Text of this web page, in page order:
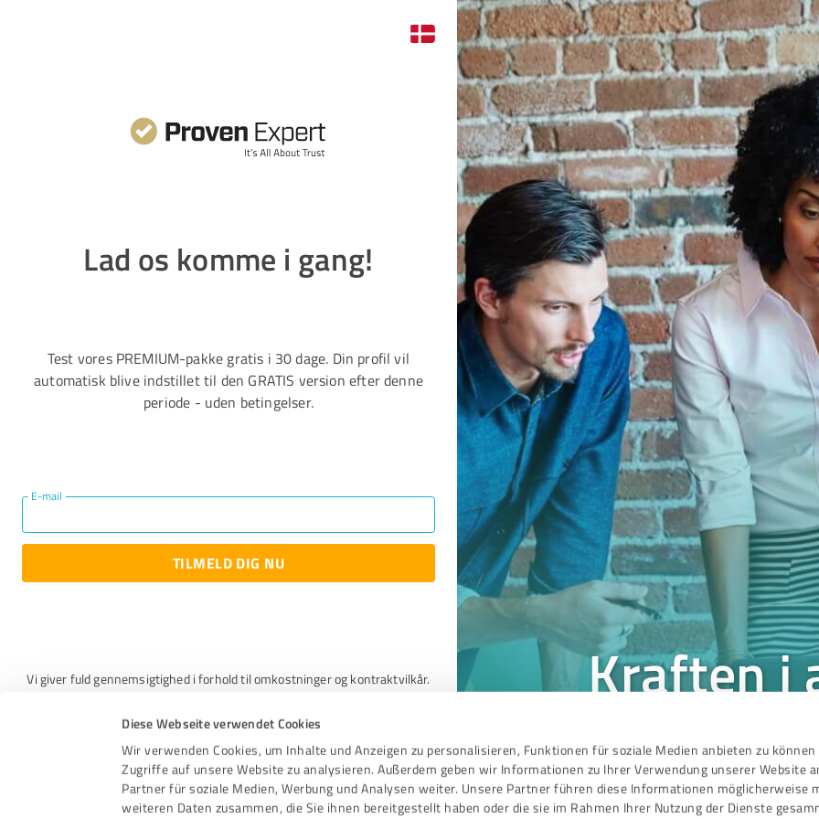
Diese Webseite verwendet Cookies
Wir verwenden Cookies, um Inhalte und Anzeigen zu personalisieren, Funktionen für soziale Medien anbieten zu können
Zugriffe auf unsere Website zu analysieren. Außerdem geben wir Informationen zu Ihrer Verwendung unserer Website
Partner für soziale Medien, Werbung und Analysen weiter. Unsere Partner führen diese Informationen möglicherweise
weiteren Daten zusammen, die Sie ihnen bereitgestellt haben oder die sie im Rahmen Ihrer Nutzung der Dienste
Lad os komme i gang!
Test vores PREMIUM-pakke gratis i 30 dage. Din profil vil
automatisk blive indstillet til den GRATIS version efter denne
periode - uden betingelser.
E-mail
TILMELD DIG NU
Vi giver fuld gennemsigtighed i forhold til omkostninger og kontraktvilkår.
oplysninger.
Kraften i
En undersøgelse
konverterer til
anmeldelse. Desuden